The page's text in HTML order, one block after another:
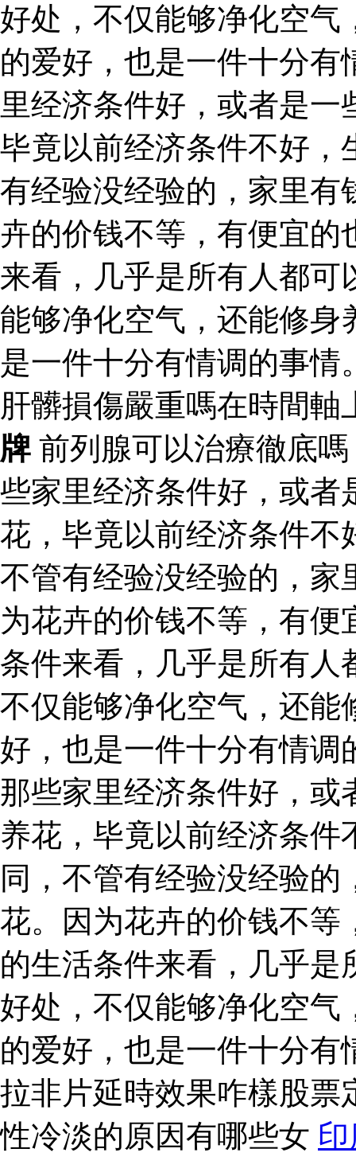
好处，不仅能够净化空气
的爱好，也是一件十分
里经济条件好，或者是
毕竟以前经济条件不好，
有经验没经验的，家里有
卉的价钱不等，有便宜
来看，几乎是所有人都可
能够净化空气，还能修身
是一件十分有情调的事情
肝髒損傷嚴重嗎在時間
牌 前列腺可以治療徹底嗎
些家里经济条件好，或者
花，毕竟以前经济条件不
不管有经验没经验的，家
为花卉的价钱不等，有
条件来看，几乎是所有人
不仅能够净化空气，还能
好，也是一件十分有情
那些家里经济条件好，或
养花，毕竟以前经济条
同，不管有经验没经验
花。因为花卉的价钱不等
的生活条件来看，几乎
好处，不仅能够净化空气
的爱好，也是一件十分
拉非片延時效果咋樣股票
性冷淡的原因有哪些女